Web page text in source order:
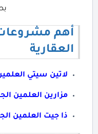
أهم
العقارية
لاتين سيتي
مزارين العلمين
ذا جيت العلمين